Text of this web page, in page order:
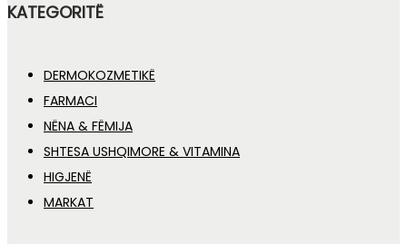
KATEGORITË
DERMOKOZMETIKË
FARMACI
NËNA & FËMIJA
SHTESA USHQIMORE & VITAMINA
HIGJENË
MARKAT